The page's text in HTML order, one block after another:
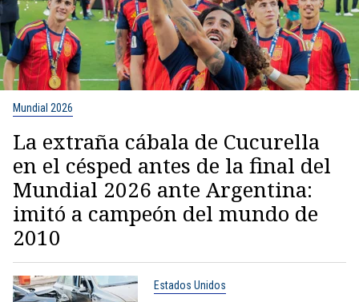
Mundial 2026
La extraña cábala de Cucurella
en el césped antes de la final del
Mundial 2026 ante Argentina:
imitó a campeón del mundo de
2010
Estados Unidos